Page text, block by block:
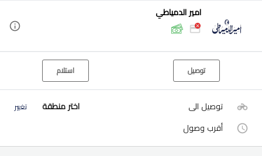
امير الدمياطي
توصيل استلام
توصيل الى اختر منطقة تغيير
أقرب وصول